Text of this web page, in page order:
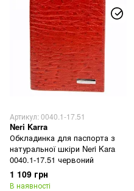
Артикул: 0040.1-17.51
Neri Karra
Обкладинка для паспорта з
натуральної шкіри Neri Kara
0040.1-17.51 червоний
1 109 грн
В наявності